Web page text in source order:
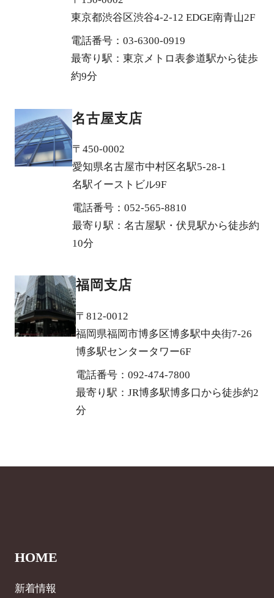
東京都渋谷区渋谷4-2-12 EDGE南青山2F
電話番号：03-6300-0919
最寄り駅：東京メトロ表参道駅から徒歩
約9分
名古屋支店
〒450-0002
愛知県名古屋市中村区名駅5-28-1
名駅イーストビル9F
電話番号：052-565-8810
最寄り駅：名古屋駅・伏見駅から徒歩約
10分
福岡支店
〒812-0012
福岡県福岡市博多区博多駅中央街7-26
博多駅センタータワー6F
電話番号：092-474-7800
最寄り駅：JR博多駅博多口から徒歩約2
分
HOME
新着情報